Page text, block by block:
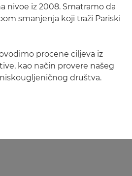
nivoe iz 2008. Smatramo da
smanjenja koji traži Pariski
procene ciljeva iz
kao način provere našeg
društva.